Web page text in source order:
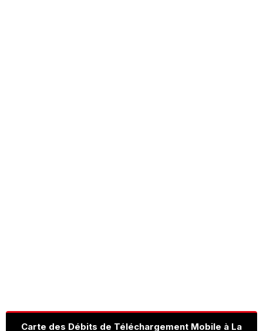
Carte des Débits de Téléchargement Mobile à La